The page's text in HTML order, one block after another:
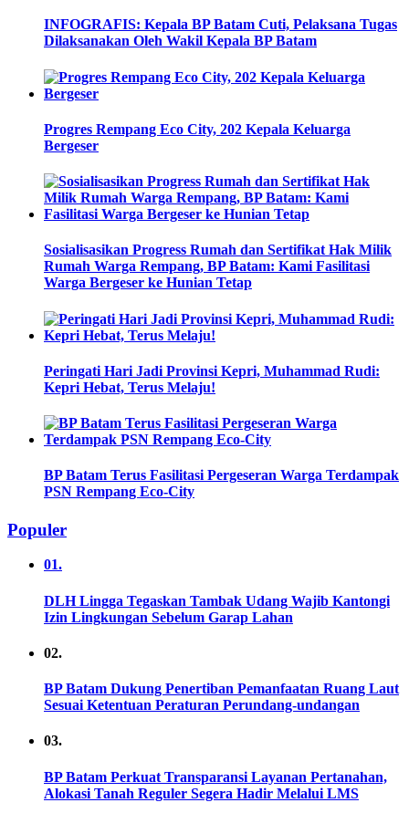
INFOGRAFIS: Kepala BP Batam Cuti, Pelaksana Tugas
Dilaksanakan Oleh Wakil Kepala BP Batam
Progres Rempang Eco City, 202 Kepala Keluarga
Bergeser
Sosialisasikan Progress Rumah dan Sertifikat Hak Milik
Rumah Warga Rempang, BP Batam: Kami Fasilitasi
Warga Bergeser ke Hunian Tetap
Peringati Hari Jadi Provinsi Kepri, Muhammad Rudi:
Kepri Hebat, Terus Melaju!
BP Batam Terus Fasilitasi Pergeseran Warga Terdampak
PSN Rempang Eco-City
Populer
01.
DLH Lingga Tegaskan Tambak Udang Wajib Kantongi
Izin Lingkungan Sebelum Garap Lahan
02.
BP Batam Dukung Penertiban Pemanfaatan Ruang Laut
Sesuai Ketentuan Peraturan Perundang-undangan
03.
BP Batam Perkuat Transparansi Layanan Pertanahan,
Alokasi Tanah Reguler Segera Hadir Melalui LMS